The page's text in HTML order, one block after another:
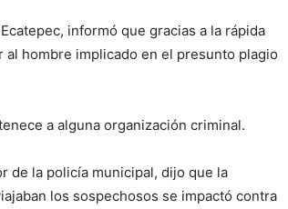
informó que gracias a la rápida
hombre implicado en el presunto plagio
a alguna organización criminal.
de la policía municipal, dijo que la
los sospechosos se impactó contra